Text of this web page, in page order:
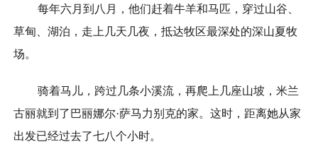
每年六月到八月，他们赶着牛羊和马匹，穿过山谷、
草甸、湖泊，走上几天几夜，抵达牧区最深处的深山夏牧
场。
骑着马儿，跨过几条小溪流，再爬上几座山坡，米兰
古丽就到了巴丽娜尔·萨马力别克的家。这时，距离她从家
出发已经过去了七八个小时。